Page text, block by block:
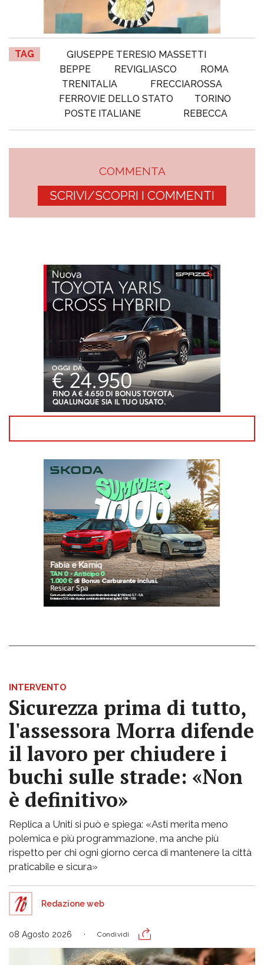
TAG
GIUSEPPE TERESIO MASSETTI
BEPPE
REVIGLIASCO
ROMA
TRENITALIA
FRECCIAROSSA
FERROVIE DELLO STATO
TORINO
POSTE ITALIANE
REBECCA
COMMENTA
SCRIVI/SCOPRI I COMMENTI
INTERVENTO
Sicurezza prima di tutto,
l'assessora Morra difende
il lavoro per chiudere i
buchi sulle strade: «Non
è definitivo»
Replica a Uniti si può e spiega: «Asti merita meno
polemica e più programmazione, ma anche più
rispetto per chi ogni giorno cerca di mantenere la città
praticabile e sicura»
Redazione web
08 Agosto 2026 Condividi